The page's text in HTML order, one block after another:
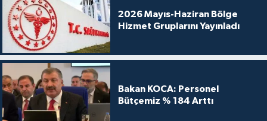
2026 Mayıs-Haziran Bölge
Hizmet Gruplarını Yayınladı
Bakan KOCA: Personel
Bütçemiz % 184 Arttı